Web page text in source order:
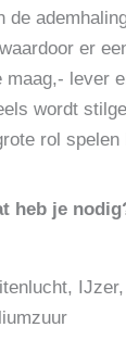
de
er
lever
wordt
rol
heb je